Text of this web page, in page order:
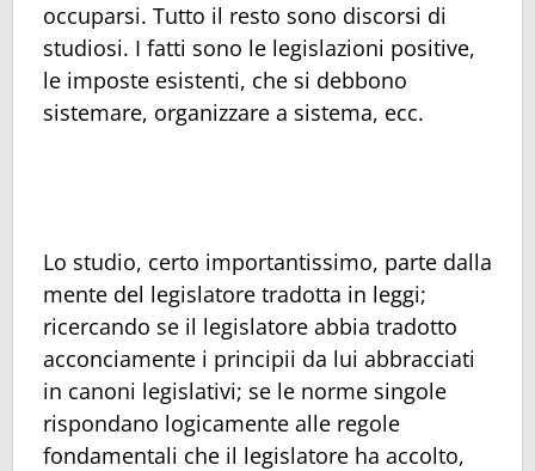
occuparsi. Tutto il resto sono discorsi di
studiosi. I fatti sono le legislazioni positive,
le imposte esistenti, che si debbono
sistemare, organizzare a sistema, ecc.
Lo studio, certo importantissimo, parte dalla
mente del legislatore tradotta in leggi;
ricercando se il legislatore abbia tradotto
acconciamente i principii da lui abbracciati
in canoni legislativi; se le norme singole
rispondano logicamente alle regole
fondamentali che il legislatore ha accolto,